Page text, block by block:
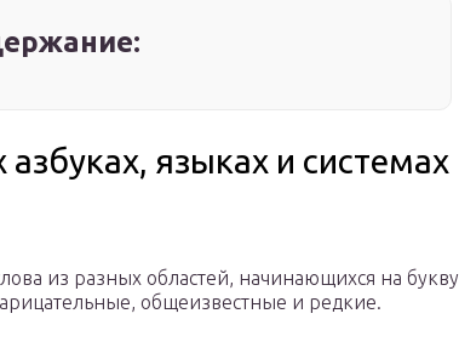
языках и системах
из разных областей, начинающихся на букву
общеизвестные и редкие.